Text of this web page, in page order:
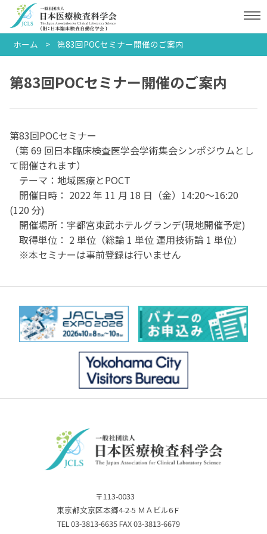
ホーム 第83回POCセミナー開催のご案内
第83回POCセミナー開催のご案内
第83回POCセミナー
（第 69 回日本臨床検査医学会学術集会シンポジウムとし
て開催されます）
テーマ：地域医療とPOCT
開催日時： 2022 年 11 月 18 日（金）14:20～16:20
(120 分)
開催場所：宇都宮東武ホテルグランデ(現地開催予定)
取得単位： 2 単位（総論 1 単位 運用技術論 1 単位）
※本セミナーは事前登録は行いません
〒113-0033
東京都文京区本郷4-2-5 ＭＡビル6Ｆ
TEL 03-3813-6635 FAX 03-3813-6679